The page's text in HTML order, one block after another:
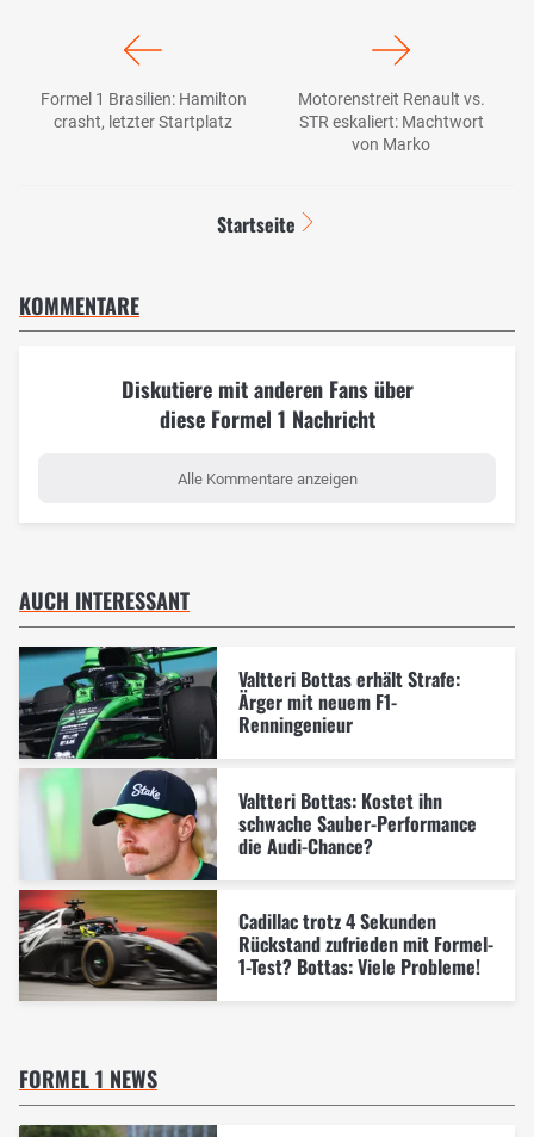
Formel 1 Brasilien: Hamilton
crasht, letzter Startplatz
Motorenstreit Renault vs.
STR eskaliert: Machtwort
von Marko
Startseite
KOMMENTARE
Diskutiere mit anderen Fans über
diese Formel 1 Nachricht
Alle Kommentare anzeigen
AUCH INTERESSANT
Valtteri Bottas erhält Strafe:
Ärger mit neuem F1-
Renningenieur
Valtteri Bottas: Kostet ihn
schwache Sauber-Performance
die Audi-Chance?
Cadillac trotz 4 Sekunden
Rückstand zufrieden mit Formel-
1-Test? Bottas: Viele Probleme!
FORMEL 1 NEWS